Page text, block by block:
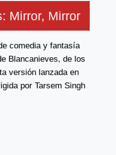
Mirror, Mirror
comedia y fantasía
Blancanieves, de los
versión lanzada en
por Tarsem Singh